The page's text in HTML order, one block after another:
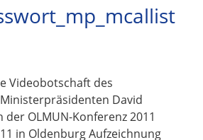
Videobotschaft des
David
OLMUN-Konferenz 2011
in Oldenburg Aufzeichnung